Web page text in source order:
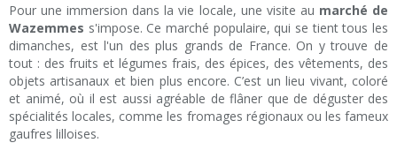
Pour une immersion dans la vie locale, une visite au marché de
Wazemmes s'impose. Ce marché populaire, qui se tient tous les
dimanches, est l'un des plus grands de France. On y trouve de
tout : des fruits et légumes frais, des épices, des vêtements, des
objets artisanaux et bien plus encore. C’est un lieu vivant, coloré
et animé, où il est aussi agréable de flâner que de déguster des
spécialités locales, comme les fromages régionaux ou les fameux
gaufres lilloises.